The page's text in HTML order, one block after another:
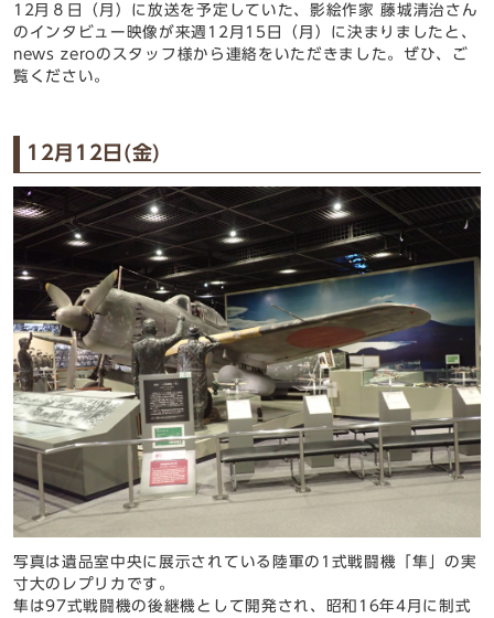
12月８日（月）に放送を予定していた、影絵作家 藤城清治さん
のインタビュー映像が来週12月15日（月）に決まりましたと、
news zeroのスタッフ様から連絡をいただきました。ぜひ、ご
覧ください。
12月12日(金)
写真は遺品室中央に展示されている陸軍の1式戦闘機「隼」の実
寸大のレプリカです。
隼は97式戦闘機の後継機として開発され、昭和16年4月に制式